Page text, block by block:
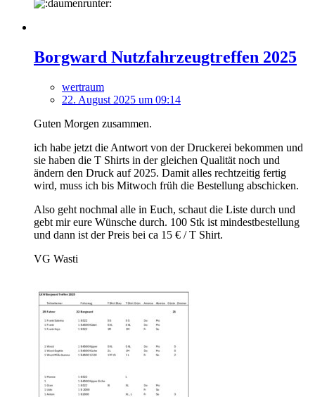
Borgward Nutzfahrzeugtreffen 2025
wertraum
22. August 2025 um 09:14
Guten Morgen zusammen.
ich habe jetzt die Antwort von der Druckerei bekommen und
sie haben die T Shirts in der gleichen Qualität noch und
ändern den Druck auf 2025. Damit alles rechtzeitig fertig
wird, muss ich bis Mitwoch früh die Bestellung abschicken.
Also geht nochmal alle in Euch, schaut die Liste durch und
gebt mir eure Wünsche durch. 100 Stk ist mindestbestellung
und dann ist der Preis bei ca 15 € / T Shirt.
VG Wasti